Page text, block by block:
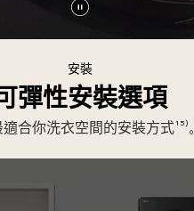
影
片
安裝
彈性安裝選項
合你洗衣空間的安裝方式¹⁵⁾。